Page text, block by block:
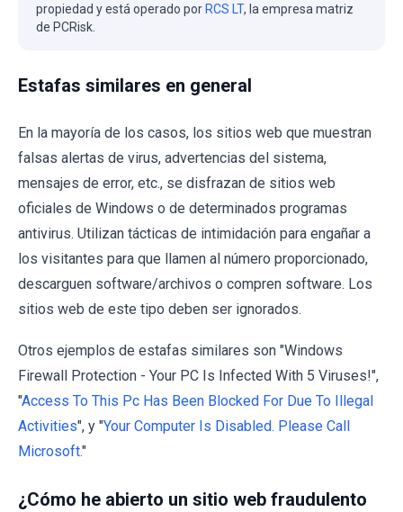
propiedad y está operado por RCS LT, la empresa matriz
de PCRisk.
Estafas similares en general
En la mayoría de los casos, los sitios web que muestran
falsas alertas de virus, advertencias del sistema,
mensajes de error, etc., se disfrazan de sitios web
oficiales de Windows o de determinados programas
antivirus. Utilizan tácticas de intimidación para engañar a
los visitantes para que llamen al número proporcionado,
descarguen software/archivos o compren software. Los
sitios web de este tipo deben ser ignorados.
Otros ejemplos de estafas similares son "Windows
Firewall Protection - Your PC Is Infected With 5 Viruses!",
"Access To This Pc Has Been Blocked For Due To Illegal
Activities", y "Your Computer Is Disabled. Please Call
Microsoft."
¿Cómo he abierto un sitio web fraudulento